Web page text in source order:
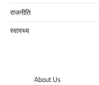
राजनीति
स्वास्थ्य
About Us